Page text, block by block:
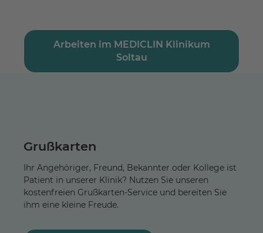
Arbeiten im MEDICLIN Klinikum
Soltau
Grußkarten
Ihr Angehöriger, Freund, Bekannter oder Kollege ist
Patient in unserer Klinik? Nutzen Sie unseren
kostenfreien Grußkarten-Service und bereiten Sie
ihm eine kleine Freude.